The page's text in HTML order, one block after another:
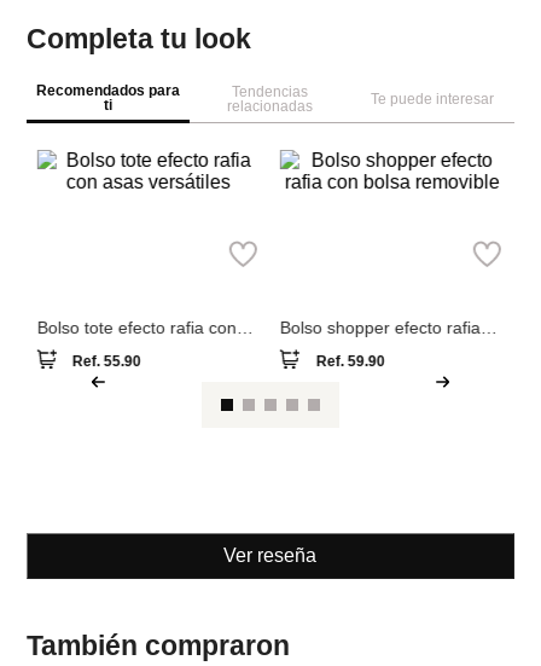
Completa tu look
Recomendados para
ti
Tendencias
relacionadas
Te puede interesar
Parfois
Ver reseña